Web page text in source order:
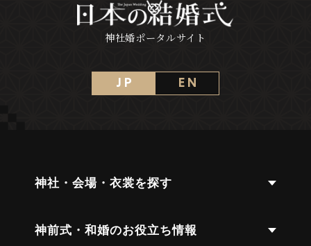
神社婚ポータルサイト
J P E N
神社・会場・衣裳を探す
神前式・和婚のお役立ち情報